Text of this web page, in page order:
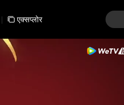
| एक्सप्लोर